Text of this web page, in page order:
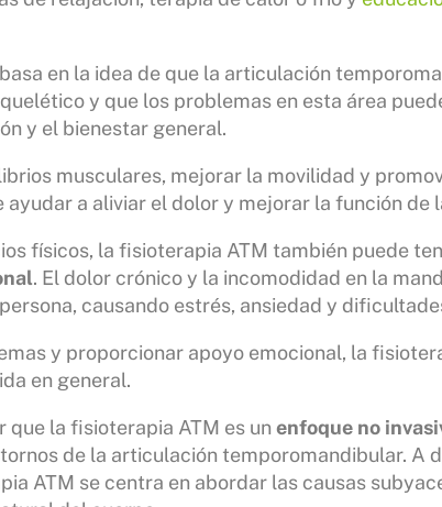
en la idea de que la articulación
y que los problemas en esta área
y el bienestar general.
musculares, mejorar la movilidad y
a aliviar el dolor y mejorar la función de
físicos, la fisioterapia ATM también puede
. El dolor crónico y la incomodidad en la
causando estrés, ansiedad y
y proporcionar apoyo emocional, la
en general.
la fisioterapia ATM es un enfoque no
de la articulación temporomandibular. A
ATM se centra en abordar las causas